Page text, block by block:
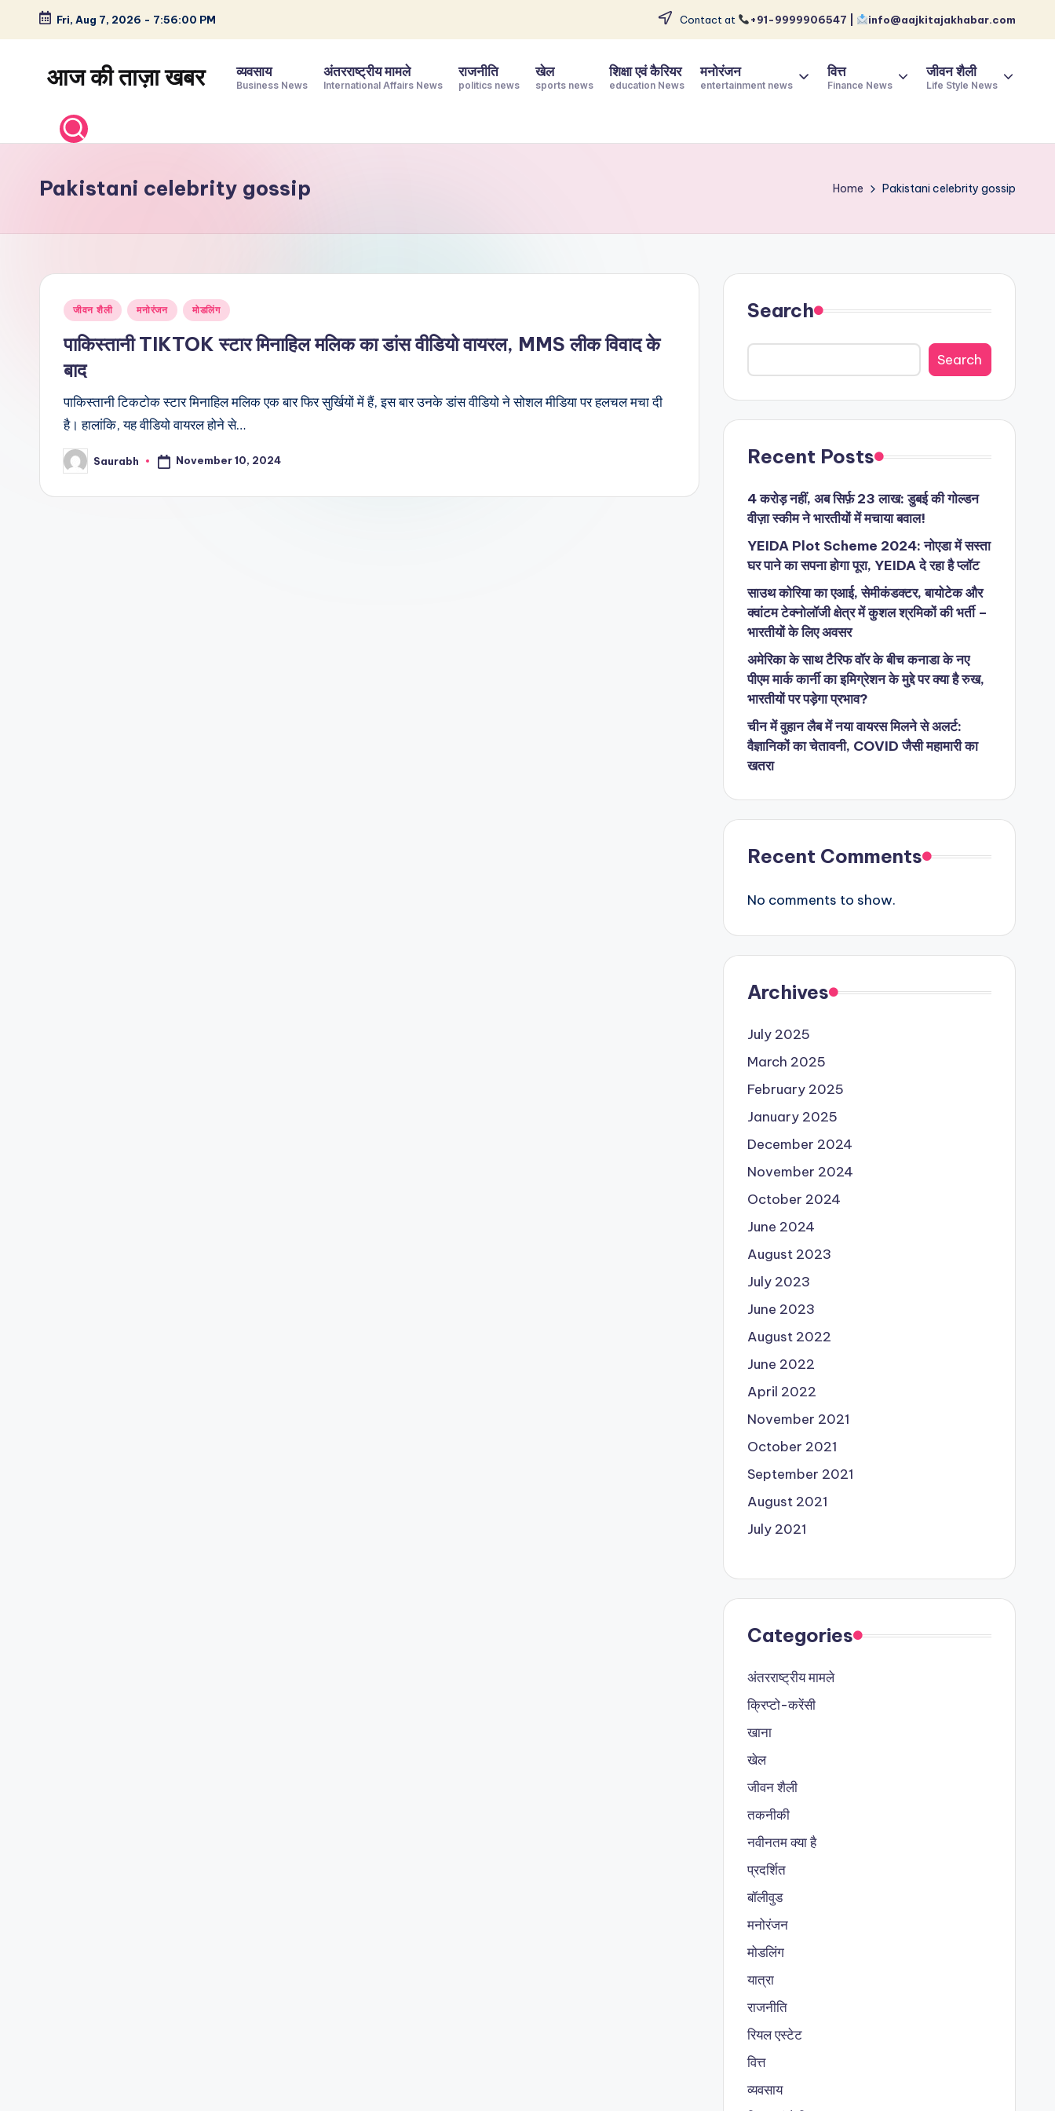
Skip
content
Fri, Aug 7, 2026 - 7:56:01 PM Contact at +91-9999906547 | info@aajkitajakhabar.com
आज की ताज़ा खबर
समाचार
–
और
विश्व
व्यवसाय
Business News
अंतरराष्ट्रीय मामले
International Affairs News
राजनीति
politics news
खेल
sports news
शिक्षा एवं कैरियर
education News
मनोरंजन
entertainment news
वित्त
Finance News
जीवन शैली
Life Style News
Pakistani celebrity gossip Home Pakistani celebrity gossip
Posted
जीवन शैली मनोरंजन मोडलिंग
पाकिस्तानी TIKTOK स्टार मिनाहिल मलिक का डांस वीडियो वायरल, MMS लीक विवाद के
बाद
पाकिस्तानी टिकटोक स्टार मिनाहिल मलिक एक बार फिर सुर्खियों में हैं, इस बार उनके डांस वीडियो ने सोशल मीडिया पर हलचल मचा दी
है। हालांकि, यह वीडियो वायरल होने से…
Posted
by
Saurabh November 10, 2024
Search
Search
Recent Posts
4 करोड़ नहीं, अब सिर्फ़ 23 लाख: डुबई की गोल्डन
वीज़ा स्कीम ने भारतीयों में मचाया बवाल!
YEIDA Plot Scheme 2024: नोएडा में सस्ता
घर पाने का सपना होगा पूरा, YEIDA दे रहा है प्लॉट
साउथ कोरिया का एआई, सेमीकंडक्टर, बायोटेक और
क्वांटम टेक्नोलॉजी क्षेत्र में कुशल श्रमिकों की भर्ती –
भारतीयों के लिए अवसर
अमेरिका के साथ टैरिफ वॉर के बीच कनाडा के नए
पीएम मार्क कार्नी का इमिग्रेशन के मुद्दे पर क्या है रुख,
भारतीयों पर पड़ेगा प्रभाव?
चीन में वुहान लैब में नया वायरस मिलने से अलर्ट:
वैज्ञानिकों का चेतावनी, COVID जैसी महामारी का
खतरा
Recent Comments
No comments to show.
Archives
July 2025
March 2025
February 2025
January 2025
December 2024
November 2024
October 2024
June 2024
August 2023
July 2023
June 2023
August 2022
June 2022
April 2022
November 2021
October 2021
September 2021
August 2021
July 2021
Categories
अंतरराष्ट्रीय मामले
क्रिप्टो-करेंसी
खाना
खेल
जीवन शैली
तकनीकी
नवीनतम क्या है
प्रदर्शित
बॉलीवुड
मनोरंजन
मोडलिंग
यात्रा
राजनीति
रियल एस्टेट
वित्त
व्यवसाय